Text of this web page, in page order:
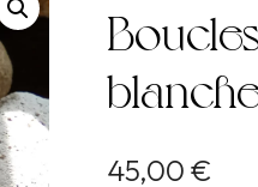
45,00€